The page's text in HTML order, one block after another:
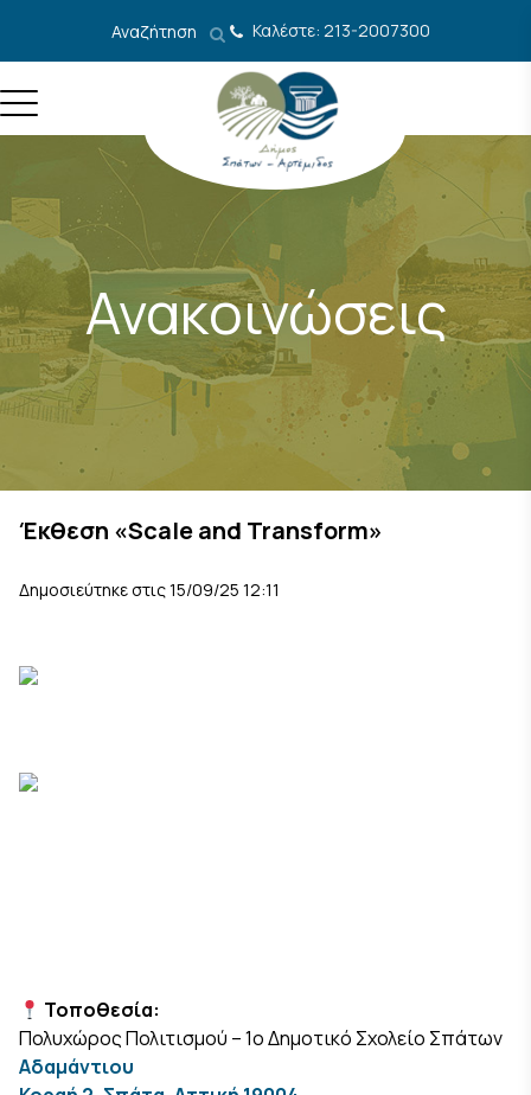
Αναζήτηση Καλέστε: 213-2007300
Ανακοινώσεις
Έκθεση «Scale and Transform»
Δημοσιεύτηκε στις 15/09/25 12:11
Τοποθεσία:
Πολυχώρος Πολιτισμού – 1ο Δημοτικό Σχολείο Σπάτων
Αδαμάντιου